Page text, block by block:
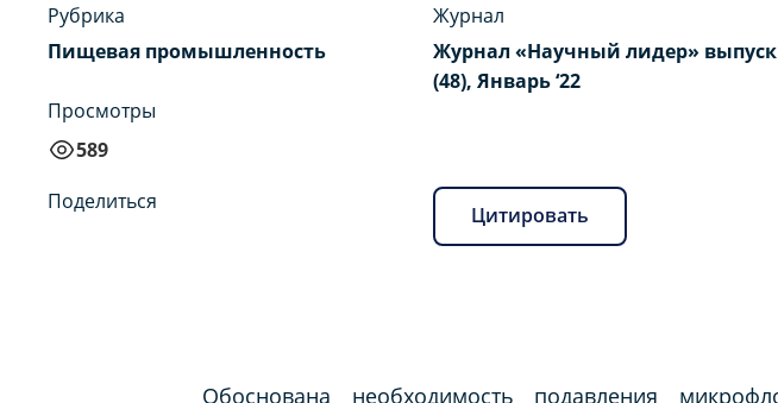
Рубрика
Пищевая промышленность
Просмотры
589
Журнал
Журнал «Научный лидер» выпуск
(48), Январь ‘22
Поделиться
Цитировать
Обоснована необходимость подавления